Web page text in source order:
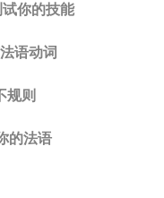
你的技能
语动词
规则
的法语